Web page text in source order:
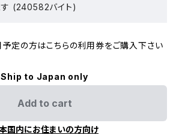
(240582バイト)
定の方はこちらの利用券をご購入下さい
Ship to Japan only
Add to cart
国内にお住まいの方向け